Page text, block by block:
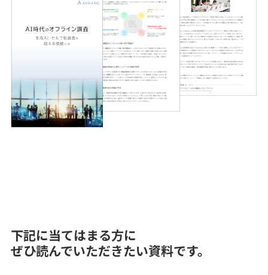
下記に当てはまる方に
ぜひ読んでいただきたい資料です。